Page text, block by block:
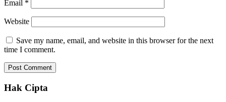
Email *
Website
Save my name, email, and website in this browser for the next
time I comment.
Hak Cipta